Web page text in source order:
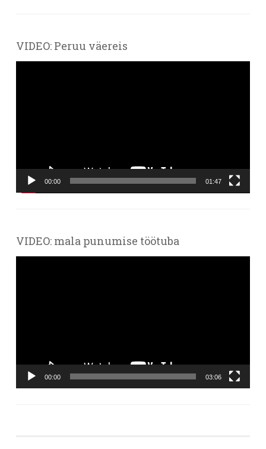
VIDEO: Peruu väereis
00:00 01:47
VIDEO: mala punumise töötuba
00:00 03:06